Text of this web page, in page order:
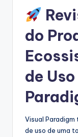
do
de
Visual
de uso de uma